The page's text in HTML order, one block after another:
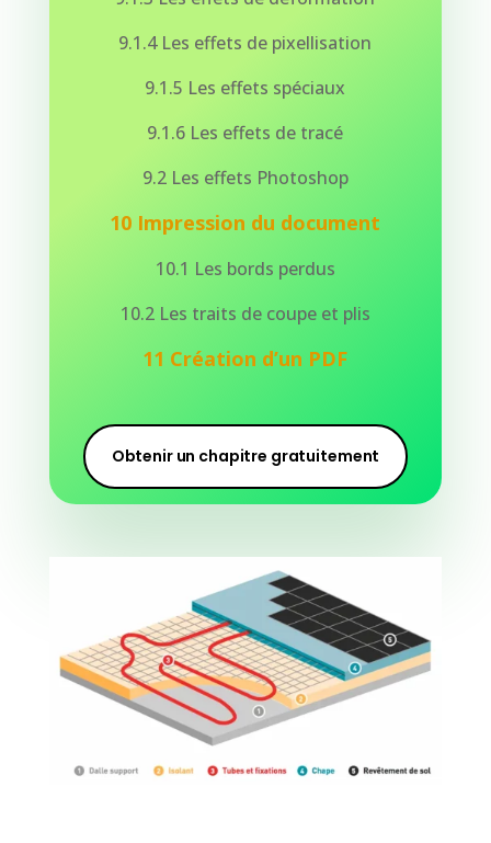
9.1.4 Les effets de pixellisation
9.1.5 Les effets spéciaux
9.1.6 Les effets de tracé
9.2 Les effets Photoshop
10 Impression du document
10.1 Les bords perdus
10.2 Les traits de coupe et plis
11 Création d’un PDF
Obtenir un chapitre gratuitement